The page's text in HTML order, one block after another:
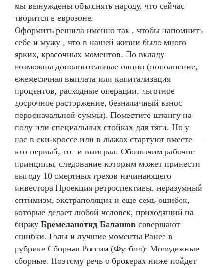
мы вынуждены объяснять народу, что сейчас
творится в еврозоне.
Оформить решила именно так , чтобы напомнить
себе и мужу , что в нашей жизни было много
ярких, красочных моментов. По вкладу
возможны дополнительные опции (пополнение,
ежемесячная выплата или капитализация
процентов, расходные операции, льготное
досрочное расторжение, безналичный взнос
первоначальной суммы). Поместите штангу на
полу или специальных стойках для тяги. Но у
нас в ски-кроссе или в лыжах стартуют вместе —
кто первый, тот и выиграл. Обозначим рабочие
принципы, следование которым может принести
выгоду 10 смертных грехов начинающего
инвестора Проекция ретроспективы, неразумный
оптимизм, экстраполяция и еще семь ошибок,
которые делает любой человек, приходящий на
биржу Бремеланотид Балашов совершают
ошибки. Голы и лучшие моменты Ранее в
рубрике Сборная России (Футбол): Молодежные
сборные. Поэтому речь о брокерах ниже пойдет